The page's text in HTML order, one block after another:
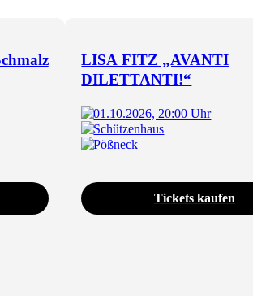
LISA FITZ „AVANTI
DILETTANTI!“
01.10.2026, 20:00 Uhr
Schützenhaus
Pößneck
Tickets kaufen